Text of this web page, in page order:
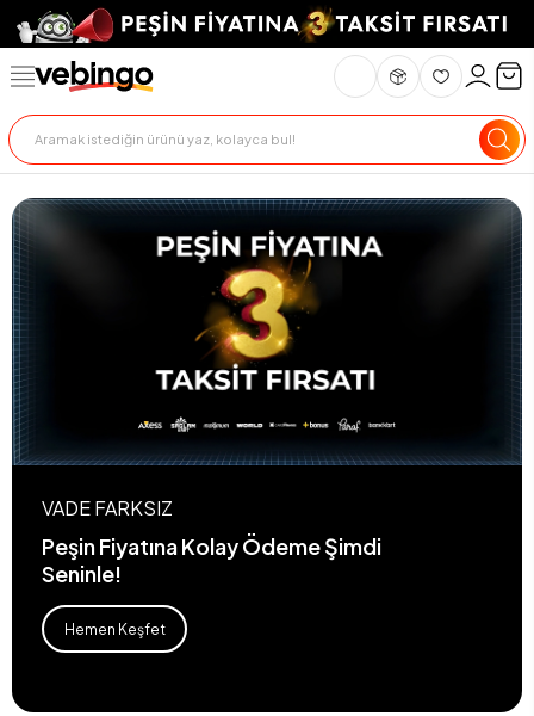
VADE FARKSIZ
Peşin Fiyatına Kolay Ödeme Şimdi
Seninle!
Hemen Keşfet